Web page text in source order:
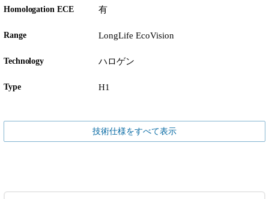
Homologation ECE 有
Range LongLife EcoVision
Technology ハロゲン
Type H1
技術仕様をすべて表示